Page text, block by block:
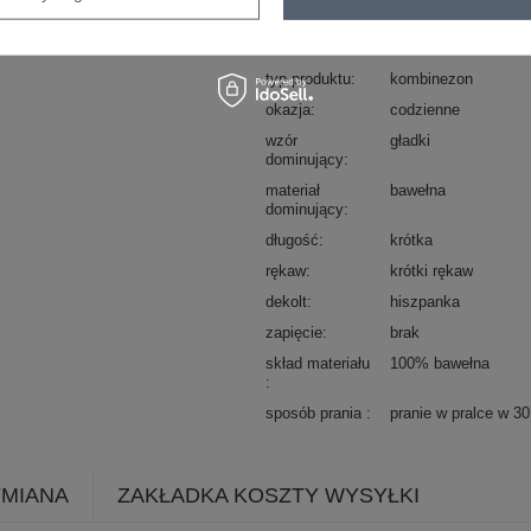
Kod produktu
MO-KO-0626.86
typ produktu
kombinezon
okazja
codzienne
wzór
dominujący
gładki
materiał
dominujący
bawełna
długość
krótka
rękaw
krótki rękaw
dekolt
hiszpanka
zapięcie
brak
skład materiału
100% bawełna
sposób prania pranie w pralce w
ZAKŁADKA KOSZTY WYSYŁKI